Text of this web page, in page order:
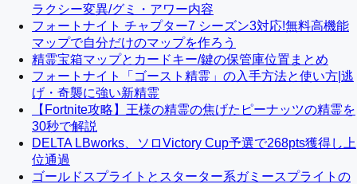
ラクシー変異/グミ・アワー内容
フォートナイト チャプター7 シーズン3対応!無料高機能
マップで自分だけのマップを作ろう
精霊宝箱マップとカードキー/鍵の保管庫位置まとめ
フォートナイト「ゴースト精霊」の入手方法と使い方|逃
げ・奇襲に強い新精霊
【Fortnite攻略】王様の精霊の焦げたピーナッツの精霊を
30秒で解説
DELTA LBworks、ソロVictory Cup予選で268pts獲得し上
位通過
ゴールドスプライトとスターター系ガミースプライトの